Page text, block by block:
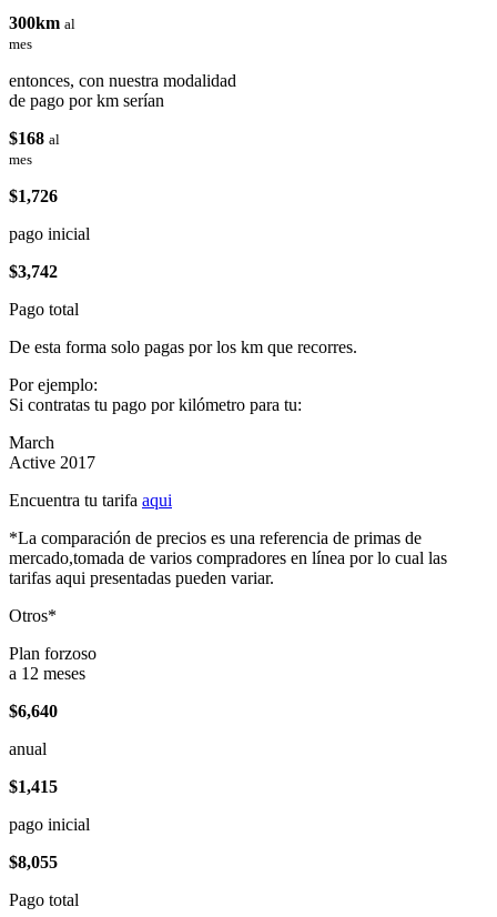
300km al
mes
entonces, con nuestra modalidad
de pago por km serían
$168 al
mes
$1,726
pago inicial
$3,742
Pago total
De esta forma solo pagas por los km que recorres.
Por ejemplo:
Si contratas tu pago por kilómetro para tu:
March
Active 2017
Encuentra tu tarifa aqui
*La comparación de precios es una referencia de primas de
mercado,tomada de varios compradores en línea por lo cual las
tarifas aqui presentadas pueden variar.
Otros*
Plan forzoso
a 12 meses
$6,640
anual
$1,415
pago inicial
$8,055
Pago total